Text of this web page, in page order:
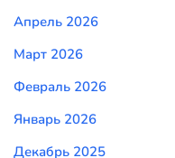
Апрель 2026
Март 2026
Февраль 2026
Январь 2026
Декабрь 2025